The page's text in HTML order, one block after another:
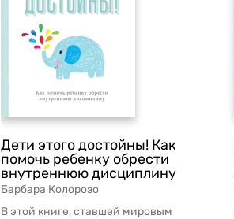
Дети этого достойны! Как
помочь ребенку обрести
внутреннюю дисциплину
Барбара Колорозо
В этой книге, ставшей мировым